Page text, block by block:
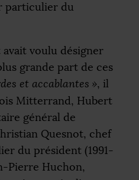
particulier du
voulu désigner
grande part de ces
et accablantes », il
Mitterrand, Hubert
général de
Quesnot, chef
du président (1991-
Pierre Huchon,